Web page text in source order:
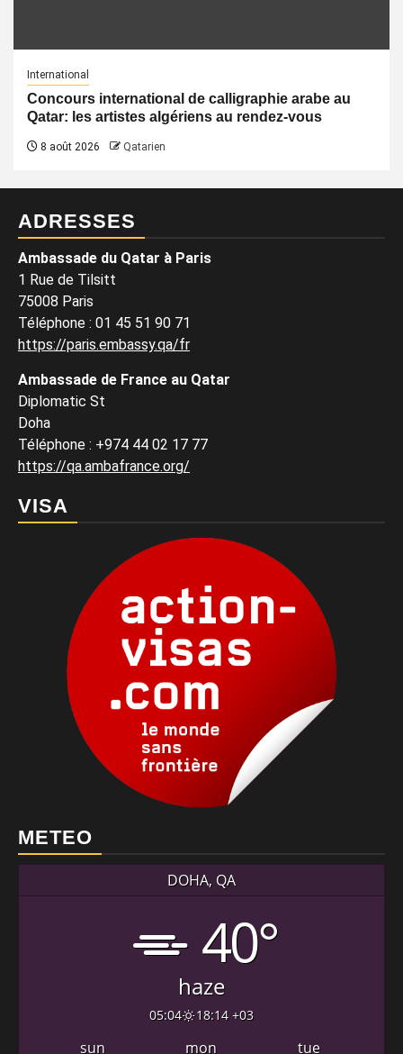
International
Concours international de calligraphie arabe au
Qatar: les artistes algériens au rendez-vous
8 août 2026 Qatarien
ADRESSES
Ambassade du Qatar à Paris
1 Rue de Tilsitt
75008 Paris
Téléphone : 01 45 51 90 71
https://paris.embassy.qa/fr
Ambassade de France au Qatar
Diplomatic St
Doha
Téléphone : +974 44 02 17 77
https://qa.ambafrance.org/
VISA
METEO
DOHA, QA
40°
haze
05:04 18:14 +03
sun mon tue